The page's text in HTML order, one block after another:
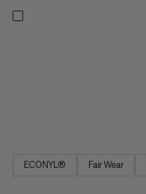
ECONYL® Fair Wear